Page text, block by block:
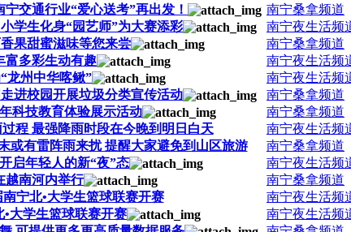
交通行业“爱心送考”再出发！
南宁桑拿频道
学生化身“园艺师”为大赛添彩
南宁夜生活频
果甜蜜滋味等您来尝
南宁桑拿频道
富多彩生动有趣
南宁夜生活频
龙州中华喀鳅”
南宁夜生活频
进校园开展垃圾分类宣传活动
南宁桑拿频道
科技教育体验展示活动
南宁桑拿频道
程 最强降雨时段在今晚到明日白天
南宁夜生活频
或有雷阵雨来扰 提醒大家避免到山区旅游
南宁桑拿频道
启年轻人的新“夜”态
南宁夜生活频
越南河内举行
南宁桑拿频道
宁北•大学生篮球联赛开赛
南宁夜生活频
大学生篮球联赛开赛
南宁夜生活频